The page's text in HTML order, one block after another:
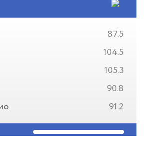
87.5
104.5
105.3
90.8
91.2